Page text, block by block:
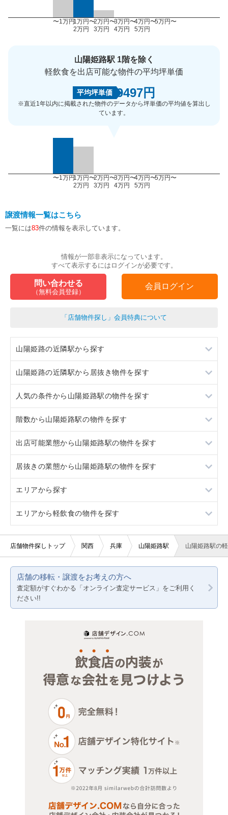
〜1万円1万円〜
2万円
2万円〜
3万円
3万円〜
4万円
4万円〜
5万円
5万円〜
山陽姫路駅 1階を除く
軽飲食を出店可能な物件の平均坪単価
平均坪単価 9497円
※直近1年以内に掲載された物件のデータから坪単価の平均値を算出し
ています。
〜1万円1万円〜
2万円
2万円〜
3万円
3万円〜
4万円
4万円〜
5万円
5万円〜
譲渡情報一覧はこちら
一覧には83件の情報を表示しています。
情報が一部非表示になっています。
すべて表示するにはログインが必要です。
問い合わせる
（無料会員登録）
会員ログイン
「店舗物件探し」会員特典について
山陽姫路の近隣駅から探す
手柄
亀山
山陽姫路の近隣駅から居抜き物件を探す
手柄
亀山
人気の条件から山陽姫路駅の物件を探す
居抜き
スケルトン
駐車場あり
10坪以下
20坪以下
賃料10万円以下
階数から山陽姫路駅の物件を探す
地下
1階
2階
3階以上
出店可能業態から山陽姫路駅の物件を探す
重飲食
軽飲食
バー・クラブ
美容室・理容室
医療・歯科・クリニック
物販・小売
ジム・教室・スタジオ
その他サービス・その他
居抜きの業態から山陽姫路駅の物件を探す
カラオケ・パブ・スナック
バー
エリアから探す
大阪
京都
エリアから軽飲食の物件を探す
大阪
兵庫
店舗物件探しトップ 関西 兵庫 山陽姫路駅 山陽姫路駅の
店舗の移転・譲渡をお考えの方へ
査定額がすぐわかる「オンライン査定サービス」をご利用く
ださい!!